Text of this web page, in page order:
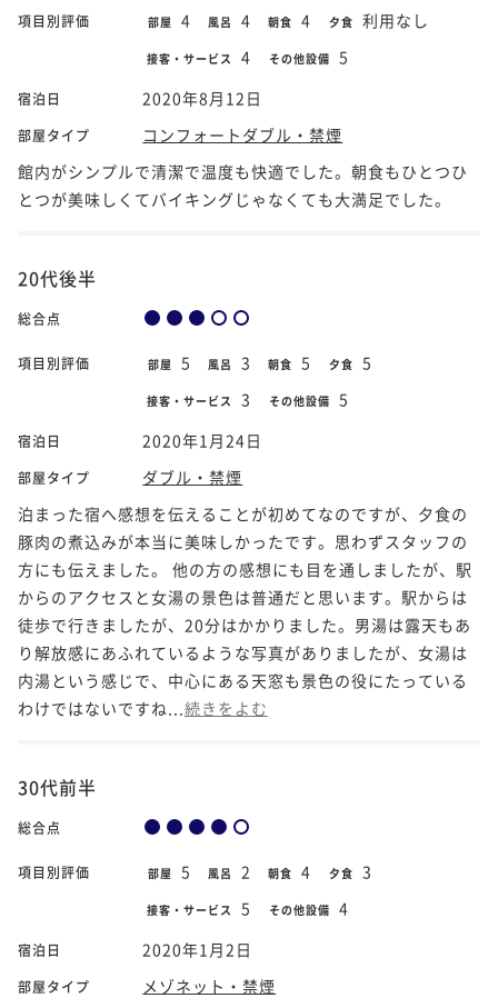
項目別評価 部屋 4 風呂 4 朝食 4 夕食 利用なし
接客・サービス 4 その他設備 5
宿泊日 2020年8月12日
部屋タイプ
コンフォートダブル・禁煙
館内がシンプルで清潔で温度も快適でした。朝食もひとつひ
とつが美味しくてバイキングじゃなくても大満足でした。
20代後半
総合点
項目別評価 部屋 5 風呂 3 朝食 5 夕食 5
接客・サービス 3 その他設備 5
宿泊日 2020年1月24日
部屋タイプ
ダブル・禁煙
泊まった宿へ感想を伝えることが初めてなのですが、夕食の
豚肉の煮込みが本当に美味しかったです。思わずスタッフの
方にも伝えました。 他の方の感想にも目を通しましたが、駅
からのアクセスと女湯の景色は普通だと思います。駅からは
徒歩で行きましたが、20分はかかりました。男湯は露天もあ
り解放感にあふれているような写真がありましたが、女湯は
内湯という感じで、中心にある天窓も景色の役にたっている
わけではないですね... 続きをよむ
30代前半
総合点
項目別評価 部屋 5 風呂 2 朝食 4 夕食 3
接客・サービス 5 その他設備 4
宿泊日 2020年1月2日
部屋タイプ
メゾネット・禁煙